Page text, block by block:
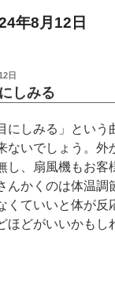
年8月12日
日
しみる
にしみる」とい
ないでしょう。外
し、扇風機もお客
んかくのは体温
くていいと体が
ほどがいいかもし